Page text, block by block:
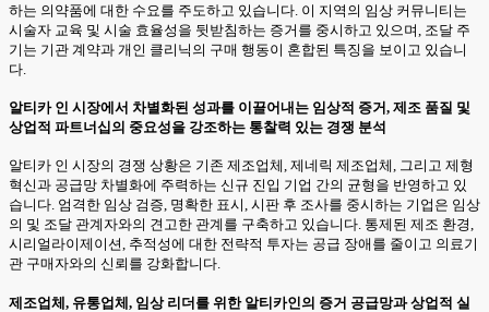
하는 의약품에 대한 수요를 주도하고 있습니다. 이 지역의 임상 커뮤니티는
시술자 교육 및 시술 효율성을 뒷받침하는 증거를 중시하고 있으며, 조달 주
기는 기관 계약과 개인 클리닉의 구매 행동이 혼합된 특징을 보이고 있습니
다.
알티카 인 시장에서 차별화된 성과를 이끌어내는 임상적 증거, 제조 품질 및
상업적 파트너십의 중요성을 강조하는 통찰력 있는 경쟁 분석
알티카 인 시장의 경쟁 상황은 기존 제조업체, 제네릭 제조업체, 그리고 제형
혁신과 공급망 차별화에 주력하는 신규 진입 기업 간의 균형을 반영하고 있
습니다. 엄격한 임상 검증, 명확한 표시, 시판 후 조사를 중시하는 기업은 임상
의 및 조달 관계자와의 견고한 관계를 구축하고 있습니다. 통제된 제조 환경,
시리얼라이제이션, 추적성에 대한 전략적 투자는 공급 장애를 줄이고 의료기
관 구매자와의 신뢰를 강화합니다.
제조업체, 유통업체, 임상 리더를 위한 알티카인의 증거 공급망과 상업적 실